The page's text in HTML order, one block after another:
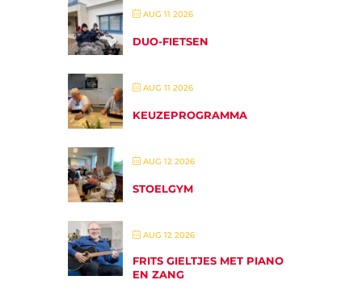
AUG 11 2026
DUO-FIETSEN
AUG 11 2026
KEUZEPROGRAMMA
AUG 12 2026
STOELGYM
AUG 12 2026
FRITS GIELTJES MET PIANO
EN ZANG